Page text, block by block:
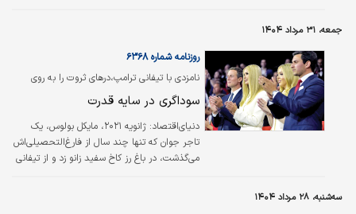
می‌شد شکلی از جهان را خلق کرد که در آن هرکس
با فراغ بال در پی ساختن جهانی باشد که در آن
منابع بسیار زیاد است. کار معدن و صنایع معدنی
همین است. اغراق نیست اگر بگوییم اکتشاف
پهنه‌های معدنی بسیار بزرگ و ثروت‌ساز در ایران…
جمعه، ۳۱ مرداد ۱۴۰۴
نامزدی با تیفانی ترامپ،درهای ثروت را به روی
خانواده بولوس گشود؛
روزنامه شماره ۶۳۶۸
سوداگری در سایه قدرت
دنیای‌اقتصاد:
ژانویه ۲۰۲۱، مایکل بولوس، یک
تاجر جوان که تنها چند سال از فارغ‌التحصیلی‌اش
می‌گذشت، در باغ رز کاخ سفید زانو زد و از تیفانی
سه‌شنبه، ۲۸ مرداد ۱۴۰۴